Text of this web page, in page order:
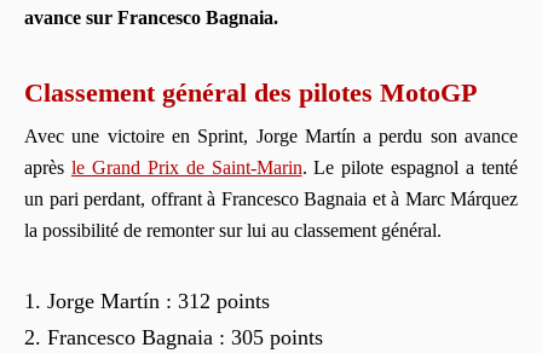
avance sur Francesco Bagnaia.
Classement général des pilotes MotoGP
Avec une victoire en Sprint, Jorge Martín a perdu son avance
après le Grand Prix de Saint-Marin. Le pilote espagnol a tenté
un pari perdant, offrant à Francesco Bagnaia et à Marc Márquez
la possibilité de remonter sur lui au classement général.
Jorge Martín : 312 points
Francesco Bagnaia : 305 points